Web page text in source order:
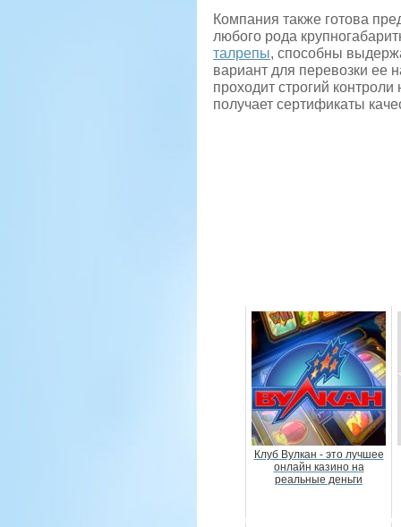
Компания также готова
любого рода
талрепы, способны
вариант для перевозки ее
проходит строгий
получает сертификаты
Клуб Вулкан - это лучшее
онлайн казино на
реальные деньги